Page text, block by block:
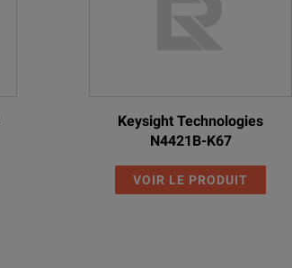
Keysight Technologies
N4421B-K67
VOIR LE PRODUIT